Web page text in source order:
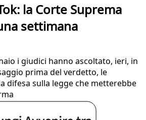
la Corte Suprema
settimana
i giudici hanno ascoltato, ieri, in
prima del verdetto, le
difesa sulla legge che metterebbe